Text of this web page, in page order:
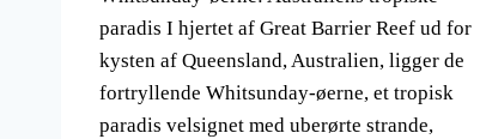
paradis I hjertet af Great Barrier Reef ud for
kysten af Queensland, Australien, ligger de
fortryllende Whitsunday-øerne, et tropisk
paradis velsignet med uberørte strande,